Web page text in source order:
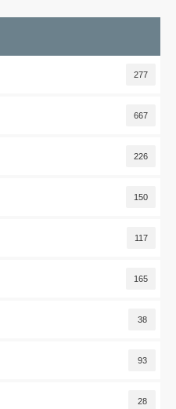
277
667
226
150
117
165
38
93
28